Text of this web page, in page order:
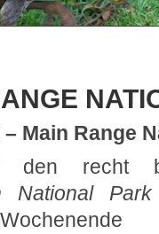
Main Range
den recht
National Park